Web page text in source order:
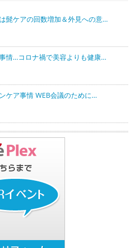
髭ケアの回数増加＆外見への意…
情…コロナ禍で美容よりも健康…
ケア事情 WEB会議のために…